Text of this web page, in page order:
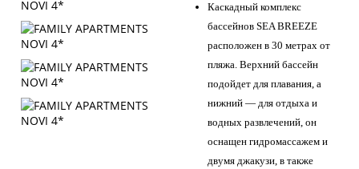
Каскадный комплекс
бассейнов SEA BREEZE
расположен в 30 метрах от
пляжа. Верхний бассейн
подойдет для плавания, а
нижний — для отдыха и
водных развлечений, он
оснащен гидромассажем и
двумя джакузи, в также